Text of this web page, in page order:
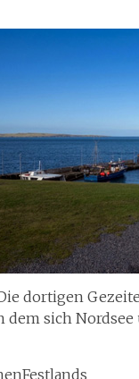
dortigen
dem sich